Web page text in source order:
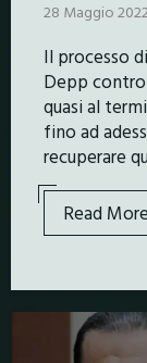
28 Maggio
Il processo
Depp
quasi al
fino ad
recuperare
Read More